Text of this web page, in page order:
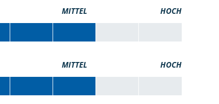
MITTEL HOCH
MITTEL HOCH